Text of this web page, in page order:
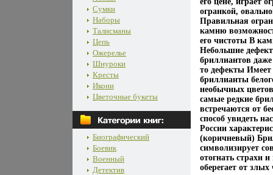
Сумки
Наборы
Талисманы
Цепь
Ожерелье
Шнуроки
Кресты
Икони
Цветочные букеты
Биографический
Боевик
Военный
Детектив
огранкой,
Правильная
камню
его чистоты В
Небольшие
бриллиантов
то дефекты Имеет
бриллианты
необычных
самые редкие
встречаются от
способ увидеть
России
(коричневый)
символизирует
отогнать страхи
оберегает от